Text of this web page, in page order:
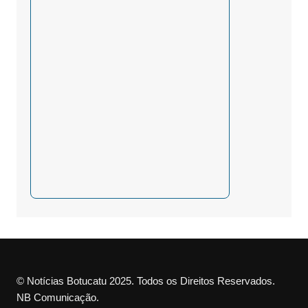
© Notícias Botucatu 2025. Todos os Direitos Reservados.
NB Comunicação.